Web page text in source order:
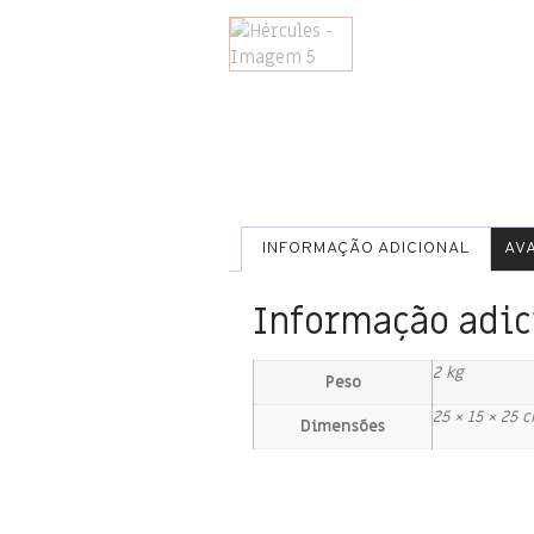
INFORMAÇÃO ADICIONAL
Informação
Peso 2 kg
Dimensões 25 × 15 × 25